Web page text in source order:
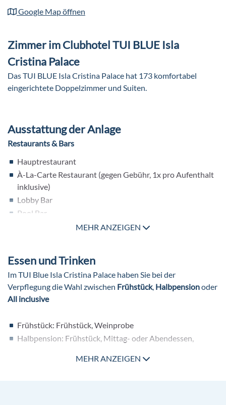
Google Map öffnen
Zimmer im Clubhotel TUI BLUE Isla
Cristina Palace
Das TUI BLUE Isla Cristina Palace hat 173 komfortabel
eingerichtete Doppelzimmer und Suiten.
Ausstattung der Anlage
Restaurants & Bars
Hauptrestaurant
À-La-Carte Restaurant (gegen Gebühr, 1x pro Aufenthalt
inklusive)
Lobby Bar
Pool Bar
Strandbar (saisonbedingt geöffnet)
1 Outdoor Infinity Pool (Meerwasser)
Whirlpool im Wellnessbereich
Hallenbad im Wellnessbereich (Thermalwasser)
Gartenanlage, Sonnenterrasse
WLAN im gesamten Hotel ohne Gebühr
MEHR ANZEIGEN
Essen und Trinken
Im TUI Blue Isla Cristina Palace haben Sie bei der
Verpflegung die Wahl zwischen Frühstück, Halbpensionoder
All inclusive
Frühstück: Frühstück, Weinprobe
Halbpension: Frühstück, Mittag- oder Abendessen,
All inclusive: Frühstück, Mittagessen, Abendessen, Snacks,
MEHR ANZEIGEN